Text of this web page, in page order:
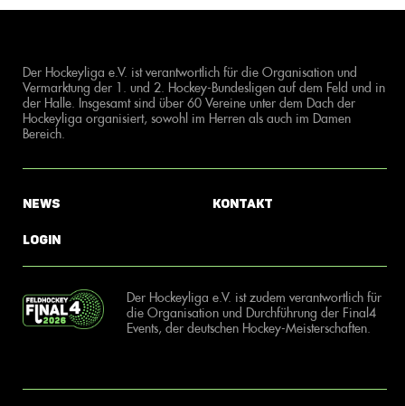
Der Hockeyliga e.V. ist verantwortlich für die Organisation und
Vermarktung der 1. und 2. Hockey-Bundesligen auf dem Feld und in
der Halle. Insgesamt sind über 60 Vereine unter dem Dach der
Hockeyliga organisiert, sowohl im Herren als auch im Damen
Bereich.
News
Login
Kontakt
Der Hockeyliga e.V. ist zudem verantwortlich für
die Organisation und Durchführung der Final4
Events, der deutschen Hockey-Meisterschaften.